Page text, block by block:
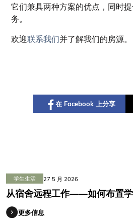
它们兼具两种方案的优点，同时
务。
欢迎联系我们 并了解我们的房源。
在 Facebook 上分享
学生生活 27 5 月 2026
从宿舍远程工作——如何布置学
更多信息